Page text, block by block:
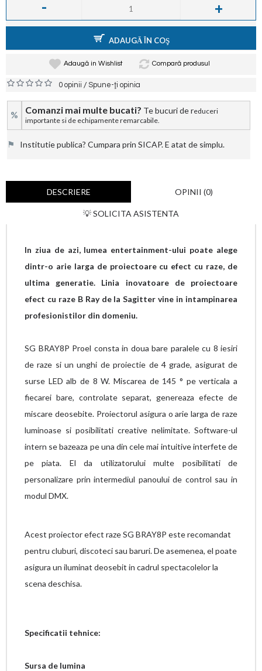
- +
ADAUGĂ ÎN COŞ
Adaugă in Wishlist Compară produsul
0 opinii /Spune-ţi opinia
% Comanzi mai multe bucati? Te bucuri de reduceri
importante si de echipamente remarcabile.
⚑ Institutie publica? Cumpara prin SICAP. E atat de simplu.
DESCRIERE OPINII (0)
💡 SOLICITA ASISTENTA
In ziua de azi, lumea entertainment-ului poate alege
dintr-o arie larga de proiectoare cu efect cu raze, de
ultima generatie. Linia inovatoare de proiectoare
efect cu raze B Ray de la Sagitter vine in intampinarea
profesionistilor din domeniu.
SG BRAY8P Proel consta in doua bare paralele cu 8 iesiri
de raze si un unghi de proiectie de 4 grade, asigurat de
surse LED alb de 8 W. Miscarea de 145 ° pe verticala a
fiecarei bare, controlate separat, genereaza efecte de
miscare deosebite. Proiectorul asigura o arie larga de raze
luminoase si posibilitati creative nelimitate. Software-ul
intern se bazeaza pe una din cele mai intuitive interfete de
pe piata. El da utilizatorului multe posibilitati de
personalizare prin intermediul panoului de control sau in
modul DMX.
Acest proiector efect raze SG BRAY8P este recomandat
pentru cluburi, discoteci sau baruri. De asemenea, el poate
asigura un iluminat deosebit in cadrul spectacolelor la
scena deschisa.
Specificatii tehnice:
Sursa de lumina